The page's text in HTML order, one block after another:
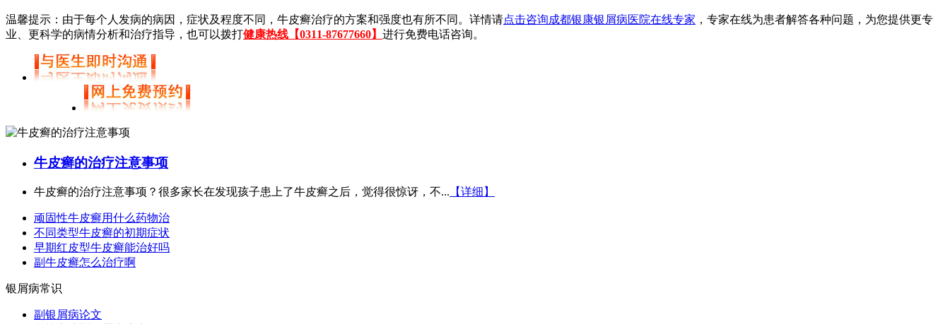
温馨提示：由于每个人发病的病因，症状及程度不同，牛皮癣治疗的方案和强度也有所不同。详情请点击咨询成都银康银屑病医院在线专家 ，专家在线为患者解答各种问题，为您提供更专
业、更科学的病情分析和治疗指导，也可以拨打健康热线【0311-87677660】 进行免费电话咨询。
牛皮癣的治疗注意事项
牛皮癣的治疗注意事项？很多家长在发现孩子患上了牛皮癣之后，觉得很惊讶，不... 【详细】
顽固性牛皮癣用什么药物治
不同类型牛皮癣的初期症状
早期红皮型牛皮癣能治好吗
副牛皮癣怎么治疗啊
银屑病常识
副银屑病论文